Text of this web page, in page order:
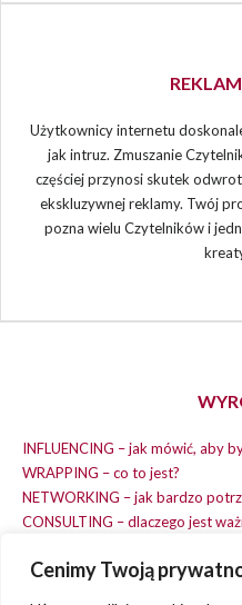
Cenimy Twoją
Użytkownicy internetu
jak intruz. Zmuszanie
częściej przynosi skutek
ekskluzywnej reklamy. Twój
pozna wielu Czytelników i
INFLUENCING – jak mówić, aby
WRAPPING – co to jest?
NETWORKING – jak bardzo
CONSULTING – dlaczego jest
EARNING – jak zarobić na